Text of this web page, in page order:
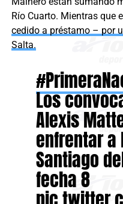
Río Cuarto. Mientras que
cedido a préstamo – por
Salta.
Los
Alexis
enfrentar a
Santiago
fecha 8